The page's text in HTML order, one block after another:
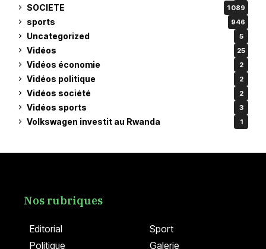
SOCIETE 1 089
sports 946
Uncategorized 5
Vidéos 25
Vidéos économie 2
Vidéos politique 2
Vidéos société 2
Vidéos sports 3
Volkswagen investit au Rwanda 1
Editorial
Politique
Sport
Galerie
Nos rubriques